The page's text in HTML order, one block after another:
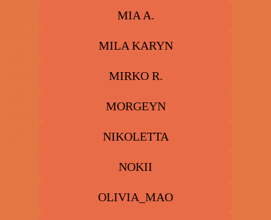
MIA A.
MILA KARYN
MIRKO R.
MORGEYN
NIKOLETTA
NOKII
OLIVIA_MAO